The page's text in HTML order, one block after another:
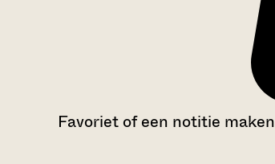
Favoriet of een notitie maken